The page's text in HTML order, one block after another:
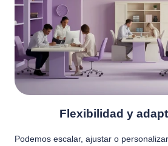
Flexibilidad y
Podemos escalar, ajustar o